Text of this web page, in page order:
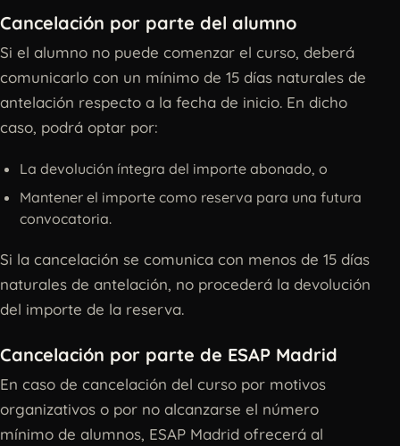
Cancelación por parte del alumno
Si el alumno no puede comenzar el curso, deberá
comunicarlo con un mínimo de 15 días naturales de
antelación respecto a la fecha de inicio. En dicho
caso, podrá optar por:
La devolución íntegra del importe abonado, o
Mantener el importe como reserva para una futura
convocatoria.
Si la cancelación se comunica con menos de 15 días
naturales de antelación, no procederá la devolución
del importe de la reserva.
Cancelación por parte de ESAP Madrid
En caso de cancelación del curso por motivos
organizativos o por no alcanzarse el número
mínimo de alumnos, ESAP Madrid ofrecerá al